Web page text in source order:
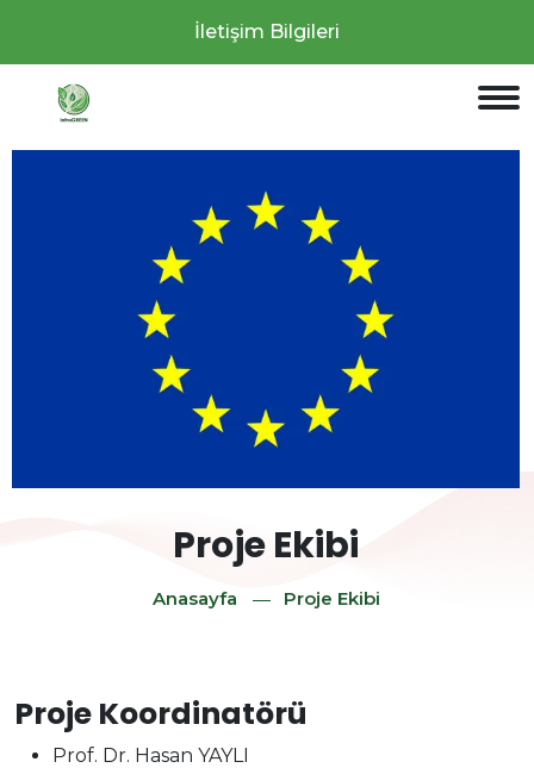
İletişim Bilgileri
⁠Proje Ekibi
Anasayfa ⁠Proje Ekibi
Proje Koordinatörü
Prof. Dr. Hasan YAYLI